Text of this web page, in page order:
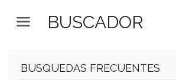
BUSCADOR
BUSQUEDAS FRECUENTES